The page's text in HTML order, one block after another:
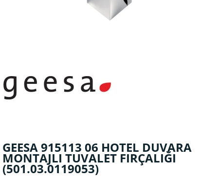
GEESA 915113 06 HOTEL DUVARA
MONTAJLI TUVALET FIRÇALIĞI
(501.03.0119053)